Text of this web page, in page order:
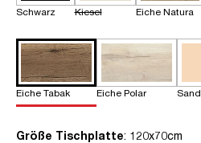
Schwarz Kiesel Eiche Natura
Eiche Tabak Eiche Polar Sand
Größe Tischplatteauswählen
: 120x70cm